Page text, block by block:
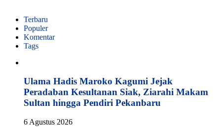
Terbaru
Populer
Komentar
Tags
Ulama Hadis Maroko Kagumi Jejak
Peradaban Kesultanan Siak, Ziarahi Makam
Sultan hingga Pendiri Pekanbaru
6 Agustus 2026